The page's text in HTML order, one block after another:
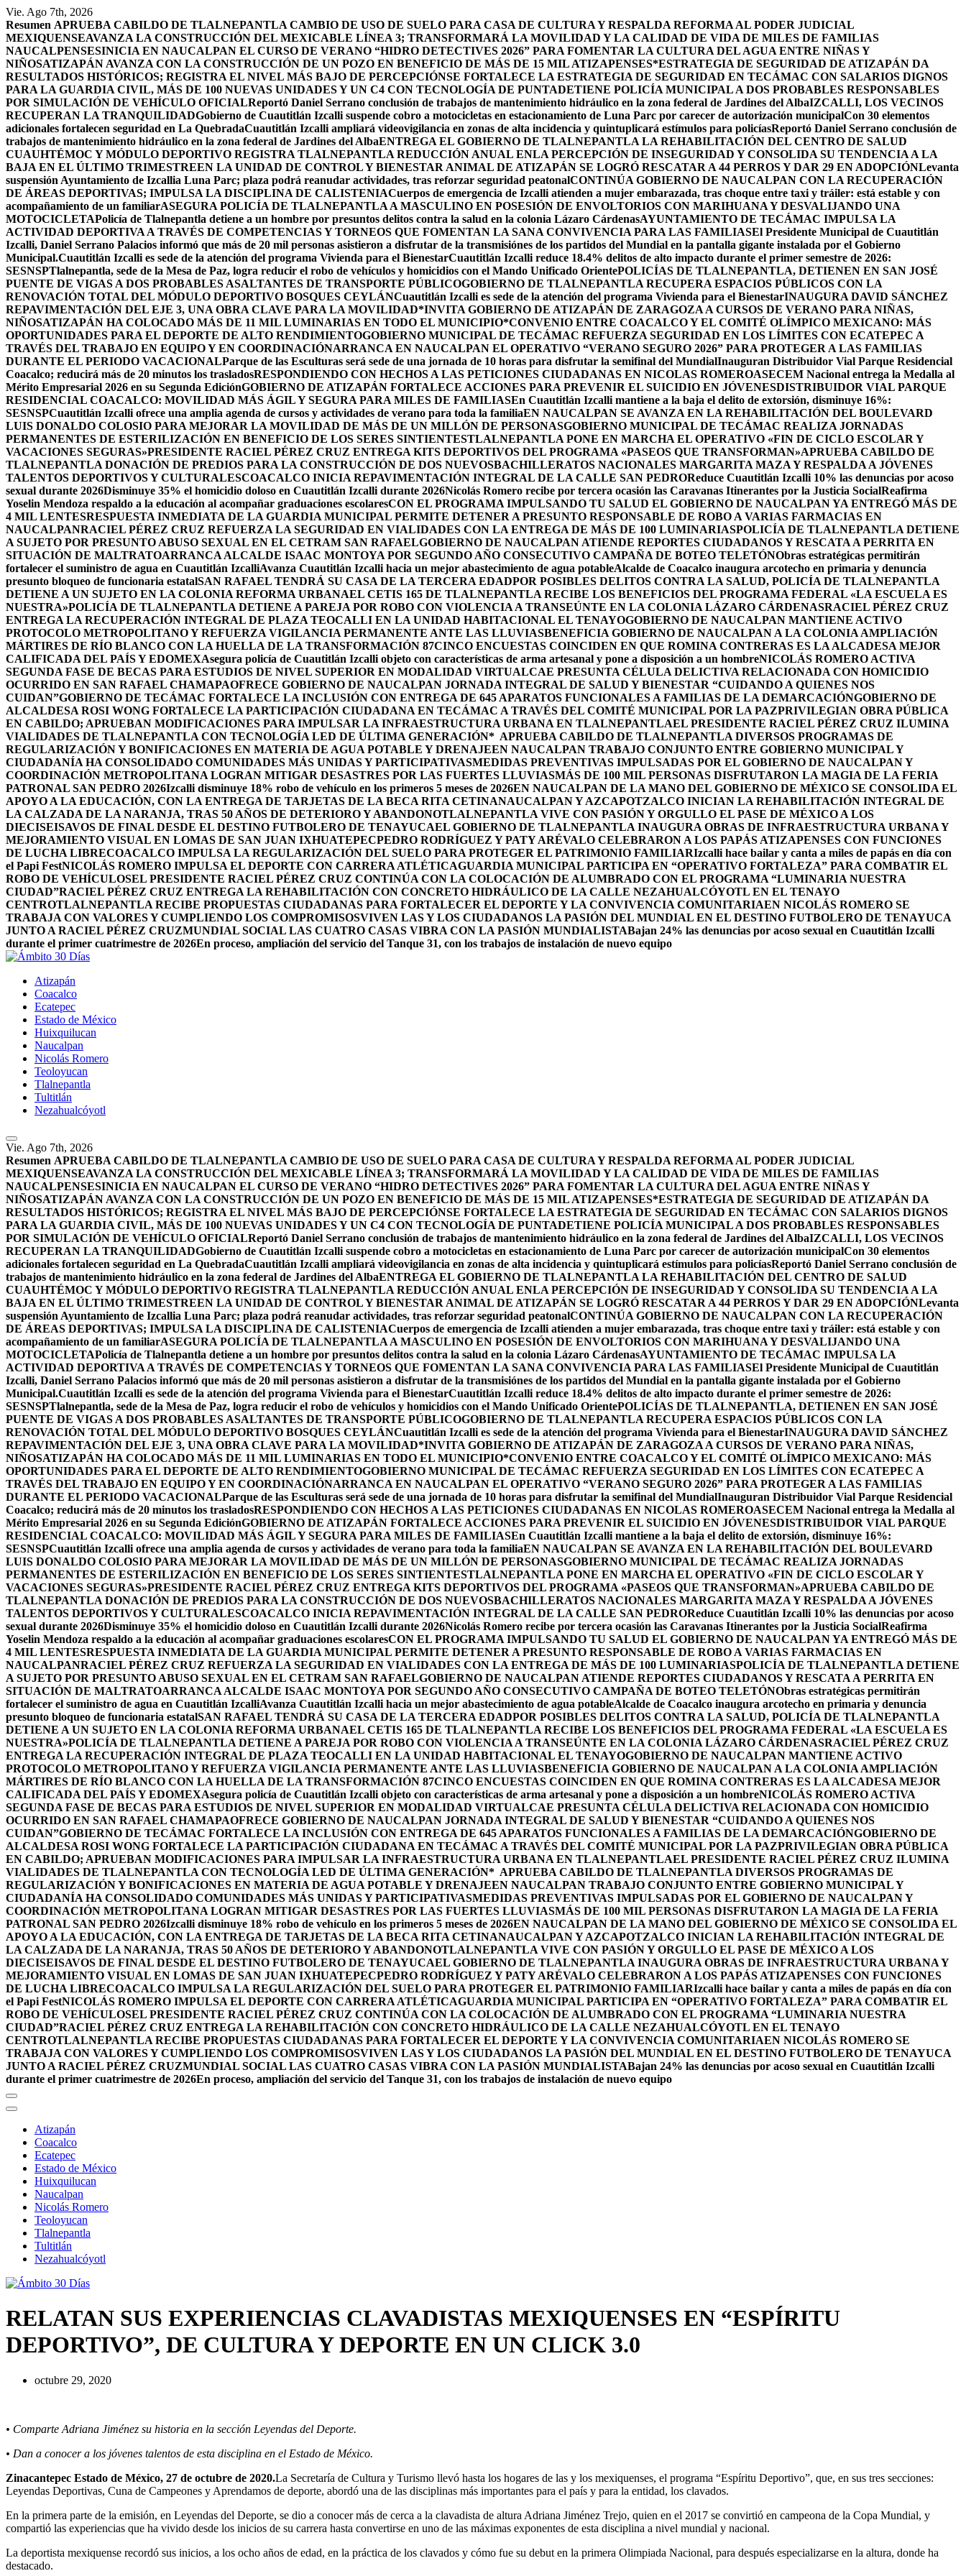
Saltar
al
contenido
Vie. Ago 7th, 2026
Resumen APRUEBA CABILDO DE TLALNEPANTLA CAMBIO DE USO DE SUELO PARA CASA DE CULTURA Y RESPALDA REFORMA AL PODER JUDICIAL
MEXIQUENSEAVANZA LA CONSTRUCCIÓN DEL MEXICABLE LÍNEA 3; TRANSFORMARÁ LA MOVILIDAD Y LA CALIDAD DE VIDA DE MILES DE FAMILIAS
NAUCALPENSESINICIA EN NAUCALPAN EL CURSO DE VERANO “HIDRO DETECTIVES 2026” PARA FOMENTAR LA CULTURA DEL AGUA ENTRE NIÑAS Y
NIÑOSATIZAPÁN AVANZA CON LA CONSTRUCCIÓN DE UN POZO EN BENEFICIO DE MÁS DE 15 MIL ATIZAPENSES*ESTRATEGIA DE SEGURIDAD DE ATIZAPÁN DA
RESULTADOS HISTÓRICOS; REGISTRA EL NIVEL MÁS BAJO DE PERCEPCIÓNSE FORTALECE LA ESTRATEGIA DE SEGURIDAD EN TECÁMAC CON SALARIOS DIGNOS
PARA LA GUARDIA CIVIL, MÁS DE 100 NUEVAS UNIDADES Y UN C4 CON TECNOLOGÍA DE PUNTADETIENE POLICÍA MUNICIPAL A DOS PROBABLES RESPONSABLES
POR SIMULACIÓN DE VEHÍCULO OFICIALReportó Daniel Serrano conclusión de trabajos de mantenimiento hidráulico en la zona federal de Jardines del AlbaIZCALLI, LOS VECINOS
RECUPERAN LA TRANQUILIDADGobierno de Cuautitlán Izcalli suspende cobro a motocicletas en estacionamiento de Luna Parc por carecer de autorización municipalCon 30 elementos
adicionales fortalecen seguridad en La QuebradaCuautitlán Izcalli ampliará videovigilancia en zonas de alta incidencia y quintuplicará estímulos para policíasReportó Daniel Serrano conclusión de
trabajos de mantenimiento hidráulico en la zona federal de Jardines del AlbaENTREGA EL GOBIERNO DE TLALNEPANTLA LA REHABILITACIÓN DEL CENTRO DE SALUD
CUAUHTÉMOC Y MÓDULO DEPORTIVO REGISTRA TLALNEPANTLA REDUCCIÓN ANUAL ENLA PERCEPCIÓN DE INSEGURIDAD Y CONSOLIDA SU TENDENCIA A LA
BAJA EN EL ÚLTIMO TRIMESTREEN LA UNIDAD DE CONTROL Y BIENESTAR ANIMAL DE ATIZAPÁN SE LOGRÓ RESCATAR A 44 PERROS Y DAR 29 EN ADOPCIÓNLevanta
suspensión Ayuntamiento de Izcallia Luna Parc; plaza podrá reanudar actividades, tras reforzar seguridad peatonalCONTINÚA GOBIERNO DE NAUCALPAN CON LA RECUPERACIÓN
DE ÁREAS DEPORTIVAS; IMPULSA LA DISCIPLINA DE CALISTENIACuerpos de emergencia de Izcalli atienden a mujer embarazada, tras choque entre taxi y tráiler: está estable y con
acompañamiento de un familiarASEGURA POLICÍA DE TLALNEPANTLA A MASCULINO EN POSESIÓN DE ENVOLTORIOS CON MARIHUANA Y DESVALIJANDO UNA
MOTOCICLETAPolicía de Tlalnepantla detiene a un hombre por presuntos delitos contra la salud en la colonia Lázaro CárdenasAYUNTAMIENTO DE TECÁMAC IMPULSA LA
ACTIVIDAD DEPORTIVA A TRAVÉS DE COMPETENCIAS Y TORNEOS QUE FOMENTAN LA SANA CONVIVENCIA PARA LAS FAMILIASEl Presidente Municipal de Cuautitlán
Izcalli, Daniel Serrano Palacios informó que más de 20 mil personas asistieron a disfrutar de la transmisiónes de los partidos del Mundial en la pantalla gigante instalada por el Gobierno
Municipal.Cuautitlán Izcalli es sede de la atención del programa Vivienda para el BienestarCuautitlán Izcalli reduce 18.4% delitos de alto impacto durante el primer semestre de 2026:
SESNSPTlalnepantla, sede de la Mesa de Paz, logra reducir el robo de vehículos y homicidios con el Mando Unificado OrientePOLICÍAS DE TLALNEPANTLA, ​DETIENEN EN SAN JOSÉ
PUENTE DE VIGAS A DOS PROBABLES ASALTANTES DE TRANSPORTE PÚBLICOGOBIERNO DE TLALNEPANTLA RECUPERA ESPACIOS PÚBLICOS CON LA
RENOVACIÓN TOTAL DEL MÓDULO DEPORTIVO BOSQUES CEYLÁNCuautitlán Izcalli es sede de la atención del programa Vivienda para el BienestarINAUGURA DAVID SÁNCHEZ
REPAVIMENTACIÓN DEL EJE 3, UNA OBRA CLAVE PARA LA MOVILIDAD*INVITA GOBIERNO DE ATIZAPÁN DE ZARAGOZA A CURSOS DE VERANO PARA NIÑAS,
NIÑOSATIZAPÁN HA COLOCADO MÁS DE 11 MIL LUMINARIAS EN TODO EL MUNICIPIO*CONVENIO ENTRE COACALCO Y EL COMITÉ OLÍMPICO MEXICANO: MÁS
OPORTUNIDADES PARA EL DEPORTE DE ALTO RENDIMIENTOGOBIERNO MUNICIPAL DE TECÁMAC REFUERZA SEGURIDAD EN LOS LÍMITES CON ECATEPEC A
TRAVÉS DEL TRABAJO EN EQUIPO Y EN COORDINACIÓNARRANCA EN NAUCALPAN EL OPERATIVO “VERANO SEGURO 2026” PARA PROTEGER A LAS FAMILIAS
DURANTE EL PERIODO VACACIONALParque de las Esculturas será sede de una jornada de 10 horas para disfrutar la semifinal del MundialInauguran Distribuidor Vial Parque Residencial
Coacalco; reducirá más de 20 minutos los trasladosRESPONDIENDO CON HECHOS A LAS PETICIONES CIUDADANAS EN NICOLAS ROMEROASECEM Nacional entrega la Medalla al
Mérito Empresarial 2026 en su Segunda EdiciónGOBIERNO DE ATIZAPÁN FORTALECE ACCIONES PARA PREVENIR EL SUICIDIO EN JÓVENESDISTRIBUIDOR VIAL PARQUE
RESIDENCIAL COACALCO: MOVILIDAD MÁS ÁGIL Y SEGURA PARA MILES DE FAMILIASEn Cuautitlán Izcalli mantiene a la baja el delito de extorsión, disminuye 16%:
SESNSPCuautitlán Izcalli ofrece una amplia agenda de cursos y actividades de verano para toda la familiaEN NAUCALPAN SE AVANZA EN LA REHABILITACIÓN DEL BOULEVARD
LUIS DONALDO COLOSIO PARA MEJORAR LA MOVILIDAD DE MÁS DE UN MILLÓN DE PERSONASGOBIERNO MUNICIPAL DE TECÁMAC REALIZA JORNADAS
PERMANENTES DE ESTERILIZACIÓN EN BENEFICIO DE LOS SERES SINTIENTESTLALNEPANTLA PONE EN MARCHA EL OPERATIVO «FIN DE CICLO ESCOLAR Y
VACACIONES SEGURAS»PRESIDENTE RACIEL PÉREZ CRUZ ENTREGA KITS DEPORTIVOS DEL PROGRAMA «PASEOS QUE TRANSFORMAN»APRUEBA CABILDO DE
TLALNEPANTLA DONACIÓN DE PREDIOS PARA LA CONSTRUCCIÓN DE DOS NUEVOSBACHILLERATOS NACIONALES MARGARITA MAZA Y RESPALDA A JÓVENES
TALENTOS DEPORTIVOS Y CULTURALESCOACALCO INICIA REPAVIMENTACIÓN INTEGRAL DE LA CALLE SAN PEDROReduce Cuautitlán Izcalli 10% las denuncias por acoso
sexual durante 2026Disminuye 35% el homicidio doloso en Cuautitlán Izcalli durante 2026Nicolás Romero recibe por tercera ocasión las Caravanas Itinerantes por la Justicia SocialReafirma
Yoselin Mendoza respaldo a la educación al acompañar graduaciones escolaresCON EL PROGRAMA IMPULSANDO TU SALUD EL GOBIERNO DE NAUCALPAN YA ENTREGÓ MÁS DE
4 MIL LENTESRESPUESTA INMEDIATA DE LA GUARDIA MUNICIPAL PERMITE DETENER A PRESUNTO RESPONSABLE DE ROBO A VARIAS FARMACIAS EN
NAUCALPANRACIEL PÉREZ CRUZ REFUERZA LA SEGURIDAD EN VIALIDADES CON LA ENTREGA DE MÁS DE 100 LUMINARIASPOLICÍA DE TLALNEPANTLA DETIENE
A SUJETO POR PRESUNTO ABUSO SEXUAL EN EL CETRAM SAN RAFAELGOBIERNO DE NAUCALPAN ATIENDE REPORTES CIUDADANOS Y RESCATA A PERRITA EN
SITUACIÓN DE MALTRATOARRANCA ALCALDE ISAAC MONTOYA POR SEGUNDO AÑO CONSECUTIVO CAMPAÑA DE BOTEO TELETÓNObras estratégicas permitirán
fortalecer el suministro de agua en Cuautitlán IzcalliAvanza Cuautitlán Izcalli hacia un mejor abastecimiento de agua potableAlcalde de Coacalco inaugura arcotecho en primaria y denuncia
presunto bloqueo de funcionaria estatalSAN RAFAEL TENDRÁ SU CASA DE LA TERCERA EDADPOR POSIBLES DELITOS CONTRA LA SALUD, POLICÍA DE TLALNEPANTLA
DETIENE A UN SUJETO EN LA COLONIA REFORMA URBANAEL CETIS 165 DE TLALNEPANTLA RECIBE LOS BENEFICIOS DEL PROGRAMA FEDERAL «LA ESCUELA ES
NUESTRA»POLICÍA DE TLALNEPANTLA DETIENE A PAREJA POR ROBO CON VIOLENCIA A TRANSEÚNTE EN LA COLONIA LÁZARO CÁRDENASRACIEL PÉREZ CRUZ
ENTREGA LA RECUPERACIÓN INTEGRAL DE PLAZA TEOCALLI EN LA UNIDAD HABITACIONAL EL TENAYOGOBIERNO DE NAUCALPAN MANTIENE ACTIVO
PROTOCOLO METROPOLITANO Y REFUERZA VIGILANCIA PERMANENTE ANTE LAS LLUVIASBENEFICIA GOBIERNO DE NAUCALPAN A LA COLONIA AMPLIACIÓN
MÁRTIRES DE RÍO BLANCO CON LA HUELLA DE LA TRANSFORMACIÓN 87CINCO ENCUESTAS COINCIDEN EN QUE ROMINA CONTRERAS ES LA ALCADESA MEJOR
CALIFICADA DEL PAÍS Y EDOMEXAsegura policía de Cuautitlán Izcalli objeto con características de arma artesanal y pone a disposición a un hombreNICOLÁS ROMERO ACTIVA
SEGUNDA FASE DE BECAS PARA ESTUDIOS DE NIVEL SUPERIOR EN MODALIDAD VIRTUALCAE PRESUNTA CÉLULA DELICTIVA RELACIONADA CON HOMICIDIO
OCURRIDO EN SAN RAFAEL CHAMAPAOFRECE GOBIERNO DE NAUCALPAN JORNADA INTEGRAL DE SALUD Y BIENESTAR “CUIDANDO A QUIENES NOS
CUIDAN”GOBIERNO DE TECÁMAC FORTALECE LA INCLUSIÓN CON ENTREGA DE 645 APARATOS FUNCIONALES A FAMILIAS DE LA DEMARCACIÓNGOBIERNO DE
ALCALDESA ROSI WONG FORTALECE LA PARTICIPACIÓN CIUDADANA EN TECÁMAC A TRAVÉS DEL COMITÉ MUNICIPAL POR LA PAZPRIVILEGIAN OBRA PÚBLICA
EN CABILDO; APRUEBAN MODIFICACIONES PARA IMPULSAR LA INFRAESTRUCTURA URBANA EN TLALNEPANTLAEL PRESIDENTE RACIEL PÉREZ CRUZ ILUMINA
VIALIDADES DE TLALNEPANTLA CON TECNOLOGÍA LED DE ÚLTIMA GENERACIÓN* APRUEBA CABILDO DE TLALNEPANTLA DIVERSOS PROGRAMAS DE
REGULARIZACIÓN Y BONIFICACIONES EN MATERIA DE AGUA POTABLE Y DRENAJEEN NAUCALPAN TRABAJO CONJUNTO ENTRE GOBIERNO MUNICIPAL Y
CIUDADANÍA HA CONSOLIDADO COMUNIDADES MÁS UNIDAS Y PARTICIPATIVASMEDIDAS PREVENTIVAS IMPULSADAS POR EL GOBIERNO DE NAUCALPAN Y
COORDINACIÓN METROPOLITANA LOGRAN MITIGAR DESASTRES POR LAS FUERTES LLUVIASMÁS DE 100 MIL PERSONAS DISFRUTARON LA MAGIA DE LA FERIA
PATRONAL SAN PEDRO 2026Izcalli disminuye 18% robo de vehículo en los primeros 5 meses de 2026EN NAUCALPAN DE LA MANO DEL GOBIERNO DE MÉXICO SE CONSOLIDA EL
APOYO A LA EDUCACIÓN, CON LA ENTREGA DE TARJETAS DE LA BECA RITA CETINANAUCALPAN Y AZCAPOTZALCO INICIAN LA REHABILITACIÓN INTEGRAL DE
LA CALZADA DE LA NARANJA, TRAS 50 AÑOS DE DETERIORO Y ABANDONOTLALNEPANTLA VIVE CON PASIÓN Y ORGULLO EL PASE DE MÉXICO A LOS
DIECISEISAVOS DE FINAL DESDE EL DESTINO FUTBOLERO DE TENAYUCAEL GOBIERNO DE TLALNEPANTLA INAUGURA OBRAS DE INFRAESTRUCTURA URBANA Y
MEJORAMIENTO VISUAL EN LOMAS DE SAN JUAN IXHUATEPECPEDRO RODRÍGUEZ Y PATY ARÉVALO CELEBRARON A LOS PAPÁS ATIZAPENSES CON FUNCIONES
DE LUCHA LIBRECOACALCO IMPULSA LA REGULARIZACIÓN DEL SUELO PARA PROTEGER EL PATRIMONIO FAMILIARIzcalli hace bailar y canta a miles de papás en día con
el Papi FestNICOLÁS ROMERO IMPULSA EL DEPORTE CON CARRERA ATLÉTICAGUARDIA MUNICIPAL PARTICIPA EN “OPERATIVO FORTALEZA” PARA COMBATIR EL
ROBO DE VEHÍCULOSEL PRESIDENTE RACIEL PÉREZ CRUZ CONTINÚA CON LA COLOCACIÓN DE ALUMBRADO CON EL PROGRAMA “LUMINARIA NUESTRA
CIUDAD”RACIEL PÉREZ CRUZ ENTREGA LA REHABILITACIÓN CON CONCRETO HIDRÁULICO DE LA CALLE NEZAHUALCÓYOTL EN EL TENAYO
CENTROTLALNEPANTLA RECIBE PROPUESTAS CIUDADANAS PARA FORTALECER EL DEPORTE Y LA CONVIVENCIA COMUNITARIAEN NICOLÁS ROMERO SE
TRABAJA CON VALORES Y CUMPLIENDO LOS COMPROMISOSVIVEN LAS Y LOS CIUDADANOS LA PASIÓN DEL MUNDIAL EN EL DESTINO FUTBOLERO DE TENAYUCA
JUNTO A RACIEL PÉREZ CRUZMUNDIAL SOCIAL LAS CUATRO CASAS VIBRA CON LA PASIÓN MUNDIALISTABajan 24% las denuncias por acoso sexual en Cuautitlán Izcalli
durante el primer cuatrimestre de 2026En proceso, ampliación del servicio del Tanque 31, con los trabajos de instalación de nuevo equipo
Atizapán
Coacalco
Ecatepec
Estado de México
Huixquilucan
Naucalpan
Nicolás Romero
Teoloyucan
Tlalnepantla
Tultitlán
Nezahualcóyotl
Vie. Ago 7th, 2026
Resumen APRUEBA CABILDO DE TLALNEPANTLA CAMBIO DE USO DE SUELO PARA CASA DE CULTURA Y RESPALDA REFORMA AL PODER JUDICIAL
MEXIQUENSEAVANZA LA CONSTRUCCIÓN DEL MEXICABLE LÍNEA 3; TRANSFORMARÁ LA MOVILIDAD Y LA CALIDAD DE VIDA DE MILES DE FAMILIAS
NAUCALPENSESINICIA EN NAUCALPAN EL CURSO DE VERANO “HIDRO DETECTIVES 2026” PARA FOMENTAR LA CULTURA DEL AGUA ENTRE NIÑAS Y
NIÑOSATIZAPÁN AVANZA CON LA CONSTRUCCIÓN DE UN POZO EN BENEFICIO DE MÁS DE 15 MIL ATIZAPENSES*ESTRATEGIA DE SEGURIDAD DE ATIZAPÁN DA
RESULTADOS HISTÓRICOS; REGISTRA EL NIVEL MÁS BAJO DE PERCEPCIÓNSE FORTALECE LA ESTRATEGIA DE SEGURIDAD EN TECÁMAC CON SALARIOS DIGNOS
PARA LA GUARDIA CIVIL, MÁS DE 100 NUEVAS UNIDADES Y UN C4 CON TECNOLOGÍA DE PUNTADETIENE POLICÍA MUNICIPAL A DOS PROBABLES RESPONSABLES
POR SIMULACIÓN DE VEHÍCULO OFICIALReportó Daniel Serrano conclusión de trabajos de mantenimiento hidráulico en la zona federal de Jardines del AlbaIZCALLI, LOS VECINOS
RECUPERAN LA TRANQUILIDADGobierno de Cuautitlán Izcalli suspende cobro a motocicletas en estacionamiento de Luna Parc por carecer de autorización municipalCon 30 elementos
adicionales fortalecen seguridad en La QuebradaCuautitlán Izcalli ampliará videovigilancia en zonas de alta incidencia y quintuplicará estímulos para policíasReportó Daniel Serrano conclusión de
trabajos de mantenimiento hidráulico en la zona federal de Jardines del AlbaENTREGA EL GOBIERNO DE TLALNEPANTLA LA REHABILITACIÓN DEL CENTRO DE SALUD
CUAUHTÉMOC Y MÓDULO DEPORTIVO REGISTRA TLALNEPANTLA REDUCCIÓN ANUAL ENLA PERCEPCIÓN DE INSEGURIDAD Y CONSOLIDA SU TENDENCIA A LA
BAJA EN EL ÚLTIMO TRIMESTREEN LA UNIDAD DE CONTROL Y BIENESTAR ANIMAL DE ATIZAPÁN SE LOGRÓ RESCATAR A 44 PERROS Y DAR 29 EN ADOPCIÓNLevanta
suspensión Ayuntamiento de Izcallia Luna Parc; plaza podrá reanudar actividades, tras reforzar seguridad peatonalCONTINÚA GOBIERNO DE NAUCALPAN CON LA RECUPERACIÓN
DE ÁREAS DEPORTIVAS; IMPULSA LA DISCIPLINA DE CALISTENIACuerpos de emergencia de Izcalli atienden a mujer embarazada, tras choque entre taxi y tráiler: está estable y con
acompañamiento de un familiarASEGURA POLICÍA DE TLALNEPANTLA A MASCULINO EN POSESIÓN DE ENVOLTORIOS CON MARIHUANA Y DESVALIJANDO UNA
MOTOCICLETAPolicía de Tlalnepantla detiene a un hombre por presuntos delitos contra la salud en la colonia Lázaro CárdenasAYUNTAMIENTO DE TECÁMAC IMPULSA LA
ACTIVIDAD DEPORTIVA A TRAVÉS DE COMPETENCIAS Y TORNEOS QUE FOMENTAN LA SANA CONVIVENCIA PARA LAS FAMILIASEl Presidente Municipal de Cuautitlán
Izcalli, Daniel Serrano Palacios informó que más de 20 mil personas asistieron a disfrutar de la transmisiónes de los partidos del Mundial en la pantalla gigante instalada por el Gobierno
Municipal.Cuautitlán Izcalli es sede de la atención del programa Vivienda para el BienestarCuautitlán Izcalli reduce 18.4% delitos de alto impacto durante el primer semestre de 2026:
SESNSPTlalnepantla, sede de la Mesa de Paz, logra reducir el robo de vehículos y homicidios con el Mando Unificado OrientePOLICÍAS DE TLALNEPANTLA, ​DETIENEN EN SAN JOSÉ
PUENTE DE VIGAS A DOS PROBABLES ASALTANTES DE TRANSPORTE PÚBLICOGOBIERNO DE TLALNEPANTLA RECUPERA ESPACIOS PÚBLICOS CON LA
RENOVACIÓN TOTAL DEL MÓDULO DEPORTIVO BOSQUES CEYLÁNCuautitlán Izcalli es sede de la atención del programa Vivienda para el BienestarINAUGURA DAVID SÁNCHEZ
REPAVIMENTACIÓN DEL EJE 3, UNA OBRA CLAVE PARA LA MOVILIDAD*INVITA GOBIERNO DE ATIZAPÁN DE ZARAGOZA A CURSOS DE VERANO PARA NIÑAS,
NIÑOSATIZAPÁN HA COLOCADO MÁS DE 11 MIL LUMINARIAS EN TODO EL MUNICIPIO*CONVENIO ENTRE COACALCO Y EL COMITÉ OLÍMPICO MEXICANO: MÁS
OPORTUNIDADES PARA EL DEPORTE DE ALTO RENDIMIENTOGOBIERNO MUNICIPAL DE TECÁMAC REFUERZA SEGURIDAD EN LOS LÍMITES CON ECATEPEC A
TRAVÉS DEL TRABAJO EN EQUIPO Y EN COORDINACIÓNARRANCA EN NAUCALPAN EL OPERATIVO “VERANO SEGURO 2026” PARA PROTEGER A LAS FAMILIAS
DURANTE EL PERIODO VACACIONALParque de las Esculturas será sede de una jornada de 10 horas para disfrutar la semifinal del MundialInauguran Distribuidor Vial Parque Residencial
Coacalco; reducirá más de 20 minutos los trasladosRESPONDIENDO CON HECHOS A LAS PETICIONES CIUDADANAS EN NICOLAS ROMEROASECEM Nacional entrega la Medalla al
Mérito Empresarial 2026 en su Segunda EdiciónGOBIERNO DE ATIZAPÁN FORTALECE ACCIONES PARA PREVENIR EL SUICIDIO EN JÓVENESDISTRIBUIDOR VIAL PARQUE
RESIDENCIAL COACALCO: MOVILIDAD MÁS ÁGIL Y SEGURA PARA MILES DE FAMILIASEn Cuautitlán Izcalli mantiene a la baja el delito de extorsión, disminuye 16%:
SESNSPCuautitlán Izcalli ofrece una amplia agenda de cursos y actividades de verano para toda la familiaEN NAUCALPAN SE AVANZA EN LA REHABILITACIÓN DEL BOULEVARD
LUIS DONALDO COLOSIO PARA MEJORAR LA MOVILIDAD DE MÁS DE UN MILLÓN DE PERSONASGOBIERNO MUNICIPAL DE TECÁMAC REALIZA JORNADAS
PERMANENTES DE ESTERILIZACIÓN EN BENEFICIO DE LOS SERES SINTIENTESTLALNEPANTLA PONE EN MARCHA EL OPERATIVO «FIN DE CICLO ESCOLAR Y
VACACIONES SEGURAS»PRESIDENTE RACIEL PÉREZ CRUZ ENTREGA KITS DEPORTIVOS DEL PROGRAMA «PASEOS QUE TRANSFORMAN»APRUEBA CABILDO DE
TLALNEPANTLA DONACIÓN DE PREDIOS PARA LA CONSTRUCCIÓN DE DOS NUEVOSBACHILLERATOS NACIONALES MARGARITA MAZA Y RESPALDA A JÓVENES
TALENTOS DEPORTIVOS Y CULTURALESCOACALCO INICIA REPAVIMENTACIÓN INTEGRAL DE LA CALLE SAN PEDROReduce Cuautitlán Izcalli 10% las denuncias por acoso
sexual durante 2026Disminuye 35% el homicidio doloso en Cuautitlán Izcalli durante 2026Nicolás Romero recibe por tercera ocasión las Caravanas Itinerantes por la Justicia SocialReafirma
Yoselin Mendoza respaldo a la educación al acompañar graduaciones escolaresCON EL PROGRAMA IMPULSANDO TU SALUD EL GOBIERNO DE NAUCALPAN YA ENTREGÓ MÁS DE
4 MIL LENTESRESPUESTA INMEDIATA DE LA GUARDIA MUNICIPAL PERMITE DETENER A PRESUNTO RESPONSABLE DE ROBO A VARIAS FARMACIAS EN
NAUCALPANRACIEL PÉREZ CRUZ REFUERZA LA SEGURIDAD EN VIALIDADES CON LA ENTREGA DE MÁS DE 100 LUMINARIASPOLICÍA DE TLALNEPANTLA DETIENE
A SUJETO POR PRESUNTO ABUSO SEXUAL EN EL CETRAM SAN RAFAELGOBIERNO DE NAUCALPAN ATIENDE REPORTES CIUDADANOS Y RESCATA A PERRITA EN
SITUACIÓN DE MALTRATOARRANCA ALCALDE ISAAC MONTOYA POR SEGUNDO AÑO CONSECUTIVO CAMPAÑA DE BOTEO TELETÓNObras estratégicas permitirán
fortalecer el suministro de agua en Cuautitlán IzcalliAvanza Cuautitlán Izcalli hacia un mejor abastecimiento de agua potableAlcalde de Coacalco inaugura arcotecho en primaria y denuncia
presunto bloqueo de funcionaria estatalSAN RAFAEL TENDRÁ SU CASA DE LA TERCERA EDADPOR POSIBLES DELITOS CONTRA LA SALUD, POLICÍA DE TLALNEPANTLA
DETIENE A UN SUJETO EN LA COLONIA REFORMA URBANAEL CETIS 165 DE TLALNEPANTLA RECIBE LOS BENEFICIOS DEL PROGRAMA FEDERAL «LA ESCUELA ES
NUESTRA»POLICÍA DE TLALNEPANTLA DETIENE A PAREJA POR ROBO CON VIOLENCIA A TRANSEÚNTE EN LA COLONIA LÁZARO CÁRDENASRACIEL PÉREZ CRUZ
ENTREGA LA RECUPERACIÓN INTEGRAL DE PLAZA TEOCALLI EN LA UNIDAD HABITACIONAL EL TENAYOGOBIERNO DE NAUCALPAN MANTIENE ACTIVO
PROTOCOLO METROPOLITANO Y REFUERZA VIGILANCIA PERMANENTE ANTE LAS LLUVIASBENEFICIA GOBIERNO DE NAUCALPAN A LA COLONIA AMPLIACIÓN
MÁRTIRES DE RÍO BLANCO CON LA HUELLA DE LA TRANSFORMACIÓN 87CINCO ENCUESTAS COINCIDEN EN QUE ROMINA CONTRERAS ES LA ALCADESA MEJOR
CALIFICADA DEL PAÍS Y EDOMEXAsegura policía de Cuautitlán Izcalli objeto con características de arma artesanal y pone a disposición a un hombreNICOLÁS ROMERO ACTIVA
SEGUNDA FASE DE BECAS PARA ESTUDIOS DE NIVEL SUPERIOR EN MODALIDAD VIRTUALCAE PRESUNTA CÉLULA DELICTIVA RELACIONADA CON HOMICIDIO
OCURRIDO EN SAN RAFAEL CHAMAPAOFRECE GOBIERNO DE NAUCALPAN JORNADA INTEGRAL DE SALUD Y BIENESTAR “CUIDANDO A QUIENES NOS
CUIDAN”GOBIERNO DE TECÁMAC FORTALECE LA INCLUSIÓN CON ENTREGA DE 645 APARATOS FUNCIONALES A FAMILIAS DE LA DEMARCACIÓNGOBIERNO DE
ALCALDESA ROSI WONG FORTALECE LA PARTICIPACIÓN CIUDADANA EN TECÁMAC A TRAVÉS DEL COMITÉ MUNICIPAL POR LA PAZPRIVILEGIAN OBRA PÚBLICA
EN CABILDO; APRUEBAN MODIFICACIONES PARA IMPULSAR LA INFRAESTRUCTURA URBANA EN TLALNEPANTLAEL PRESIDENTE RACIEL PÉREZ CRUZ ILUMINA
VIALIDADES DE TLALNEPANTLA CON TECNOLOGÍA LED DE ÚLTIMA GENERACIÓN* APRUEBA CABILDO DE TLALNEPANTLA DIVERSOS PROGRAMAS DE
REGULARIZACIÓN Y BONIFICACIONES EN MATERIA DE AGUA POTABLE Y DRENAJEEN NAUCALPAN TRABAJO CONJUNTO ENTRE GOBIERNO MUNICIPAL Y
CIUDADANÍA HA CONSOLIDADO COMUNIDADES MÁS UNIDAS Y PARTICIPATIVASMEDIDAS PREVENTIVAS IMPULSADAS POR EL GOBIERNO DE NAUCALPAN Y
COORDINACIÓN METROPOLITANA LOGRAN MITIGAR DESASTRES POR LAS FUERTES LLUVIASMÁS DE 100 MIL PERSONAS DISFRUTARON LA MAGIA DE LA FERIA
PATRONAL SAN PEDRO 2026Izcalli disminuye 18% robo de vehículo en los primeros 5 meses de 2026EN NAUCALPAN DE LA MANO DEL GOBIERNO DE MÉXICO SE CONSOLIDA EL
APOYO A LA EDUCACIÓN, CON LA ENTREGA DE TARJETAS DE LA BECA RITA CETINANAUCALPAN Y AZCAPOTZALCO INICIAN LA REHABILITACIÓN INTEGRAL DE
LA CALZADA DE LA NARANJA, TRAS 50 AÑOS DE DETERIORO Y ABANDONOTLALNEPANTLA VIVE CON PASIÓN Y ORGULLO EL PASE DE MÉXICO A LOS
DIECISEISAVOS DE FINAL DESDE EL DESTINO FUTBOLERO DE TENAYUCAEL GOBIERNO DE TLALNEPANTLA INAUGURA OBRAS DE INFRAESTRUCTURA URBANA Y
MEJORAMIENTO VISUAL EN LOMAS DE SAN JUAN IXHUATEPECPEDRO RODRÍGUEZ Y PATY ARÉVALO CELEBRARON A LOS PAPÁS ATIZAPENSES CON FUNCIONES
DE LUCHA LIBRECOACALCO IMPULSA LA REGULARIZACIÓN DEL SUELO PARA PROTEGER EL PATRIMONIO FAMILIARIzcalli hace bailar y canta a miles de papás en día con
el Papi FestNICOLÁS ROMERO IMPULSA EL DEPORTE CON CARRERA ATLÉTICAGUARDIA MUNICIPAL PARTICIPA EN “OPERATIVO FORTALEZA” PARA COMBATIR EL
ROBO DE VEHÍCULOSEL PRESIDENTE RACIEL PÉREZ CRUZ CONTINÚA CON LA COLOCACIÓN DE ALUMBRADO CON EL PROGRAMA “LUMINARIA NUESTRA
CIUDAD”RACIEL PÉREZ CRUZ ENTREGA LA REHABILITACIÓN CON CONCRETO HIDRÁULICO DE LA CALLE NEZAHUALCÓYOTL EN EL TENAYO
CENTROTLALNEPANTLA RECIBE PROPUESTAS CIUDADANAS PARA FORTALECER EL DEPORTE Y LA CONVIVENCIA COMUNITARIAEN NICOLÁS ROMERO SE
TRABAJA CON VALORES Y CUMPLIENDO LOS COMPROMISOSVIVEN LAS Y LOS CIUDADANOS LA PASIÓN DEL MUNDIAL EN EL DESTINO FUTBOLERO DE TENAYUCA
JUNTO A RACIEL PÉREZ CRUZMUNDIAL SOCIAL LAS CUATRO CASAS VIBRA CON LA PASIÓN MUNDIALISTABajan 24% las denuncias por acoso sexual en Cuautitlán Izcalli
durante el primer cuatrimestre de 2026En proceso, ampliación del servicio del Tanque 31, con los trabajos de instalación de nuevo equipo
Atizapán
Coacalco
Ecatepec
Estado de México
Huixquilucan
Naucalpan
Nicolás Romero
Teoloyucan
Tlalnepantla
Tultitlán
Nezahualcóyotl
RELATAN SUS EXPERIENCIAS CLAVADISTAS MEXIQUENSES EN “ESPÍRITU
DEPORTIVO”, DE CULTURA Y DEPORTE EN UN CLICK 3.0
octubre 29, 2020
• Comparte Adriana Jiménez su historia en la sección Leyendas del Deporte.
• Dan a conocer a los jóvenes talentos de esta disciplina en el Estado de México.
Zinacantepec Estado de México, 27 de octubre de 2020.La Secretaría de Cultura y Turismo llevó hasta los hogares de las y los mexiquenses, el programa “Espíritu Deportivo”, que, en sus tres secciones:
Leyendas Deportivas, Cuna de Campeones y Aprendamos de deporte, abordó una de las disciplinas más importantes para el país y para la entidad, los clavados.
En la primera parte de la emisión, en Leyendas del Deporte, se dio a conocer más de cerca a la clavadista de altura Adriana Jiménez Trejo, quien en el 2017 se convirtió en campeona de la Copa Mundial, y
compartió las experiencias que ha vivido desde los inicios de su carrera hasta convertirse en uno de las máximas exponentes de esta disciplina a nivel mundial y nacional.
La deportista mexiquense recordó sus inicios, a los ocho años de edad, en la práctica de los clavados y cómo fue su debut en la primera Olimpiada Nacional, para después especializarse en la altura, donde ha
destacado.